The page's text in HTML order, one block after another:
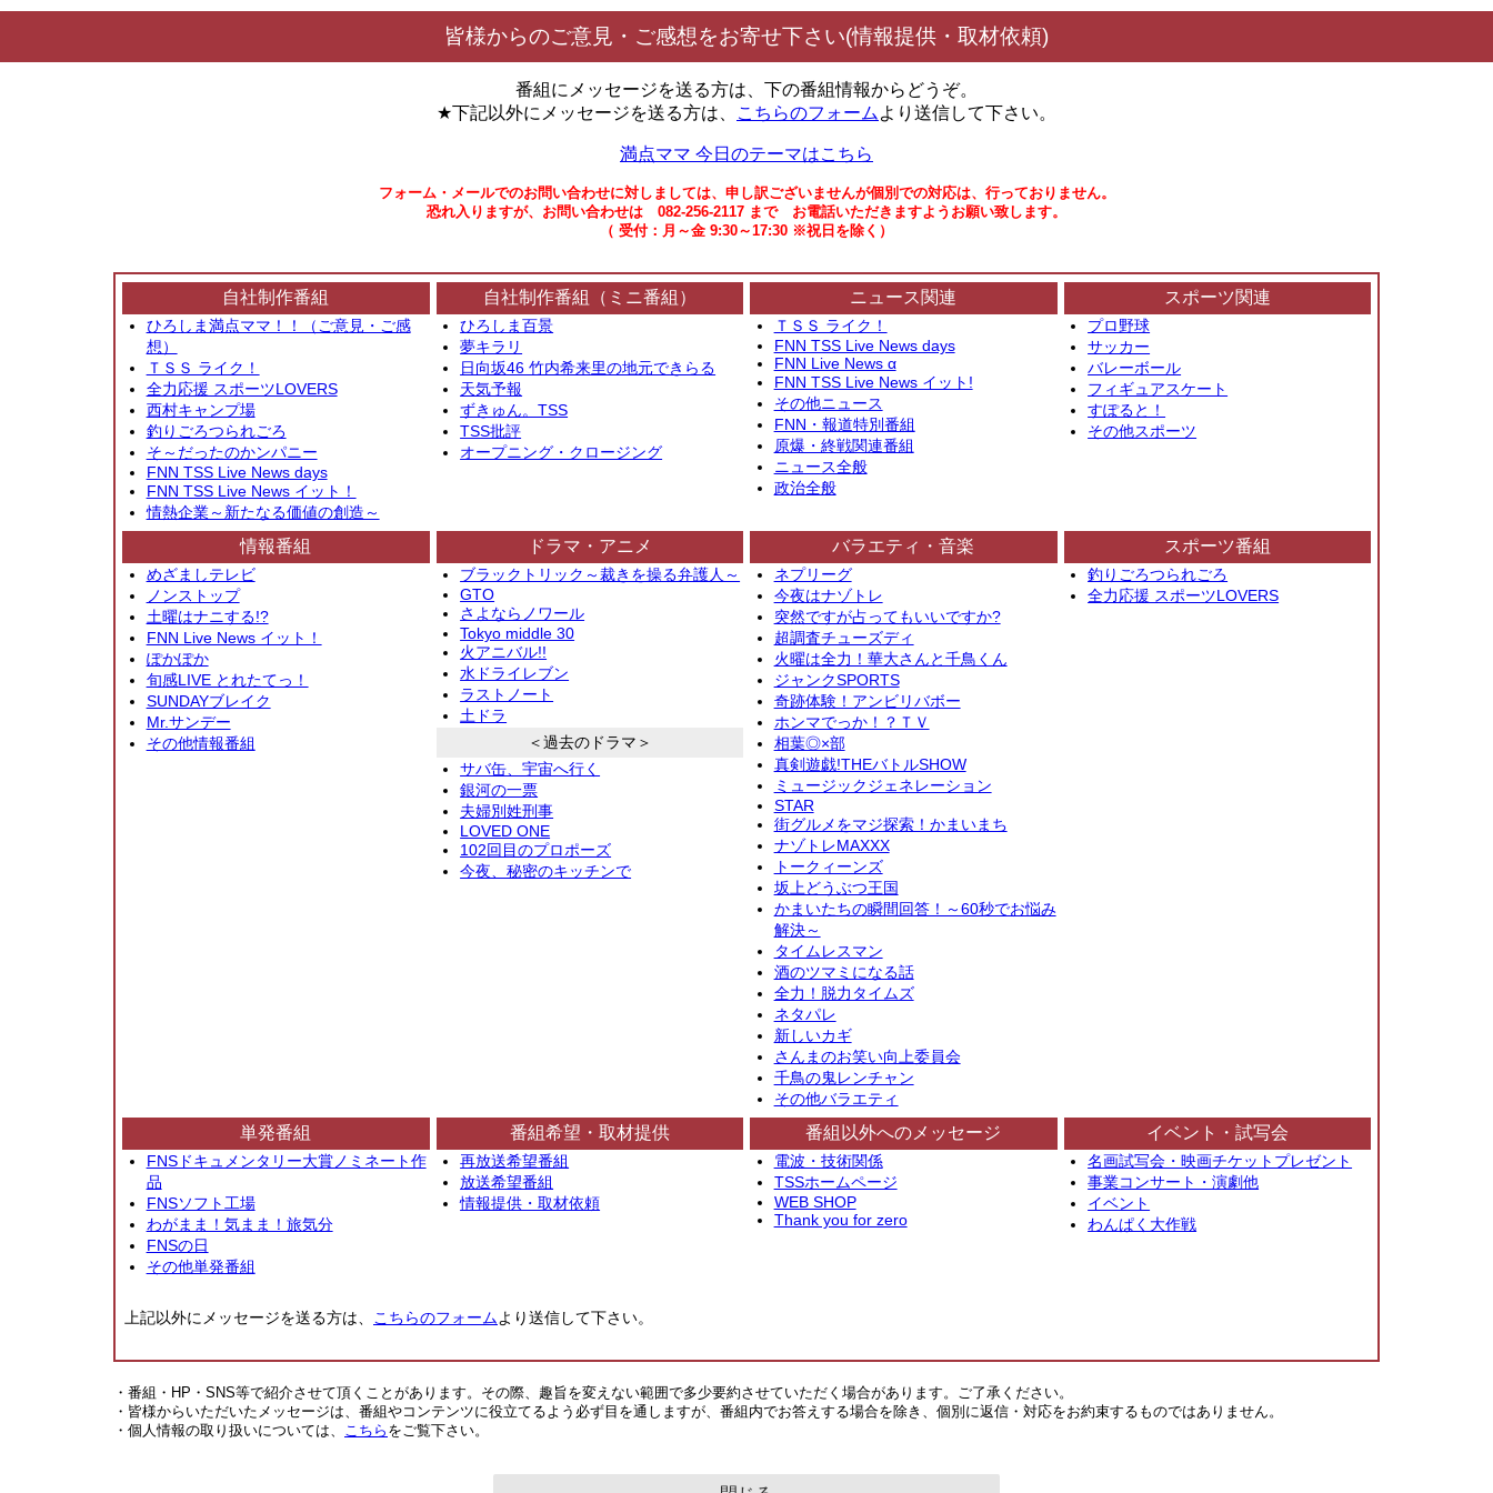
皆様からのご意見・ご感想をお寄せ下さい(情報提供・取材依頼)
番組にメッセージを送る方は、下の番組情報からどうぞ。
★下記以外にメッセージを送る方は、
こちらのフォーム より送信して下さい。
満点ママ 今日のテーマはこちら
フォーム・メールでのお問い合わせに対しましては、申し訳ございませんが個別での対応は、行っておりません。
恐れ入りますが、お問い合わせは 082-256-2117 まで お電話いただきますようお願い致します。
（ 受付：月～金 9:30～17:30 ※祝日を除く）
自社制作番組
ひろしま満点ママ！！（ご意見・ご感
想）
ＴＳＳ ライク！
全力応援 スポーツLOVERS
西村キャンプ場
釣りごろつられごろ
そ～だったのかンパニー
FNN TSS Live News days
FNN TSS Live News イット！
情熱企業～新たなる価値の創造～
自社制作番組（ミニ番組）
ひろしま百景
夢キラリ
日向坂46 竹内希来里の地元できらる
天気予報
ずきゅん。TSS
TSS批評
オープニング・クロージング
ニュース関連
ＴＳＳ ライク！
FNN TSS Live News days
FNN Live News α
FNN TSS Live News イット!
その他ニュース
FNN・報道特別番組
原爆・終戦関連番組
ニュース全般
政治全般
スポーツ関連
プロ野球
サッカー
バレーボール
フィギュアスケート
すぽると！
その他スポーツ
情報番組
めざましテレビ
ノンストップ
土曜はナニする!?
FNN Live News イット！
ぽかぽか
旬感LIVE とれたてっ！
SUNDAYブレイク
Mr.サンデー
その他情報番組
ドラマ・アニメ
ブラックトリック～裁きを操る弁護人～
GTO
さよならノワール
Tokyo middle 30
火アニバル!!
水ドライレブン
ラストノート
土ドラ
＜過去のドラマ＞
サバ缶、宇宙へ行く
銀河の一票
夫婦別姓刑事
LOVED ONE
102回目のプロポーズ
今夜、秘密のキッチンで
バラエティ・音楽
ネプリーグ
今夜はナゾトレ
突然ですが占ってもいいですか?
超調査チューズディ
火曜は全力！華大さんと千鳥くん
ジャンクSPORTS
奇跡体験！アンビリバボー
ホンマでっか！？ＴＶ
相葉◎×部
真剣遊戯!THEバトルSHOW
ミュージックジェネレーション
STAR
街グルメをマジ探索！かまいまち
ナゾトレMAXXX
トークィーンズ
坂上どうぶつ王国
かまいたちの瞬間回答！～60秒でお悩み
解決～
タイムレスマン
酒のツマミになる話
全力！脱力タイムズ
ネタパレ
新しいカギ
さんまのお笑い向上委員会
千鳥の鬼レンチャン
その他バラエティ
スポーツ番組
釣りごろつられごろ
全力応援 スポーツLOVERS
単発番組
FNSドキュメンタリー大賞ノミネート作
品
FNSソフト工場
わがまま！気まま！旅気分
FNSの日
その他単発番組
番組希望・取材提供
再放送希望番組
放送希望番組
情報提供・取材依頼
番組以外へのメッセージ
電波・技術関係
TSSホームページ
WEB SHOP
Thank you for zero
イベント・試写会
名画試写会・映画チケットプレゼント
事業コンサート・演劇他
イベント
わんぱく大作戦
上記以外にメッセージを送る方は、 こちらのフォームより送信して下さい。
・番組・HP・SNS等で紹介させて頂くことがあります。その際、趣旨を変えない範囲で多少要約させていただく場合があります。ご了承ください。
・皆様からいただいたメッセージは、番組やコンテンツに役立てるよう必ず目を通しますが、番組内でお答えする場合を除き、個別に返信・対応をお約束するものではありません。
・個人情報の取り扱いについては、
こちら をご覧下さい。